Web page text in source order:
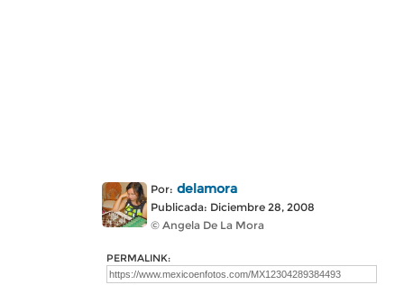
Por: delamora
Publicada: Diciembre 28, 2008
© Angela De La Mora
PERMALINK: